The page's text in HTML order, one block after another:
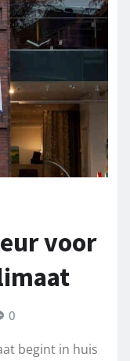
voor
0
begint in huis